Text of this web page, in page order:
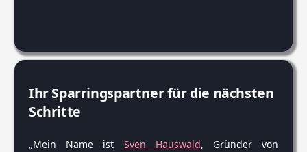
Ihr Sparringspartner für die nächsten
Schritte
„Mein Name ist Sven Hauswald, Gründer von